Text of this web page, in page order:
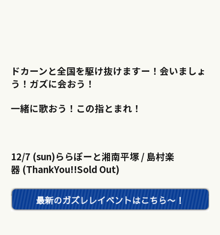
ドカーンと全国を駆け抜けますー！会いましょ
う！ガズに会おう！
一緒に歌おう！ この指とまれ！
12/7 (sun)ららぽーと湘南平塚 / 島村楽
器 (ThankYou!!Sold Out)